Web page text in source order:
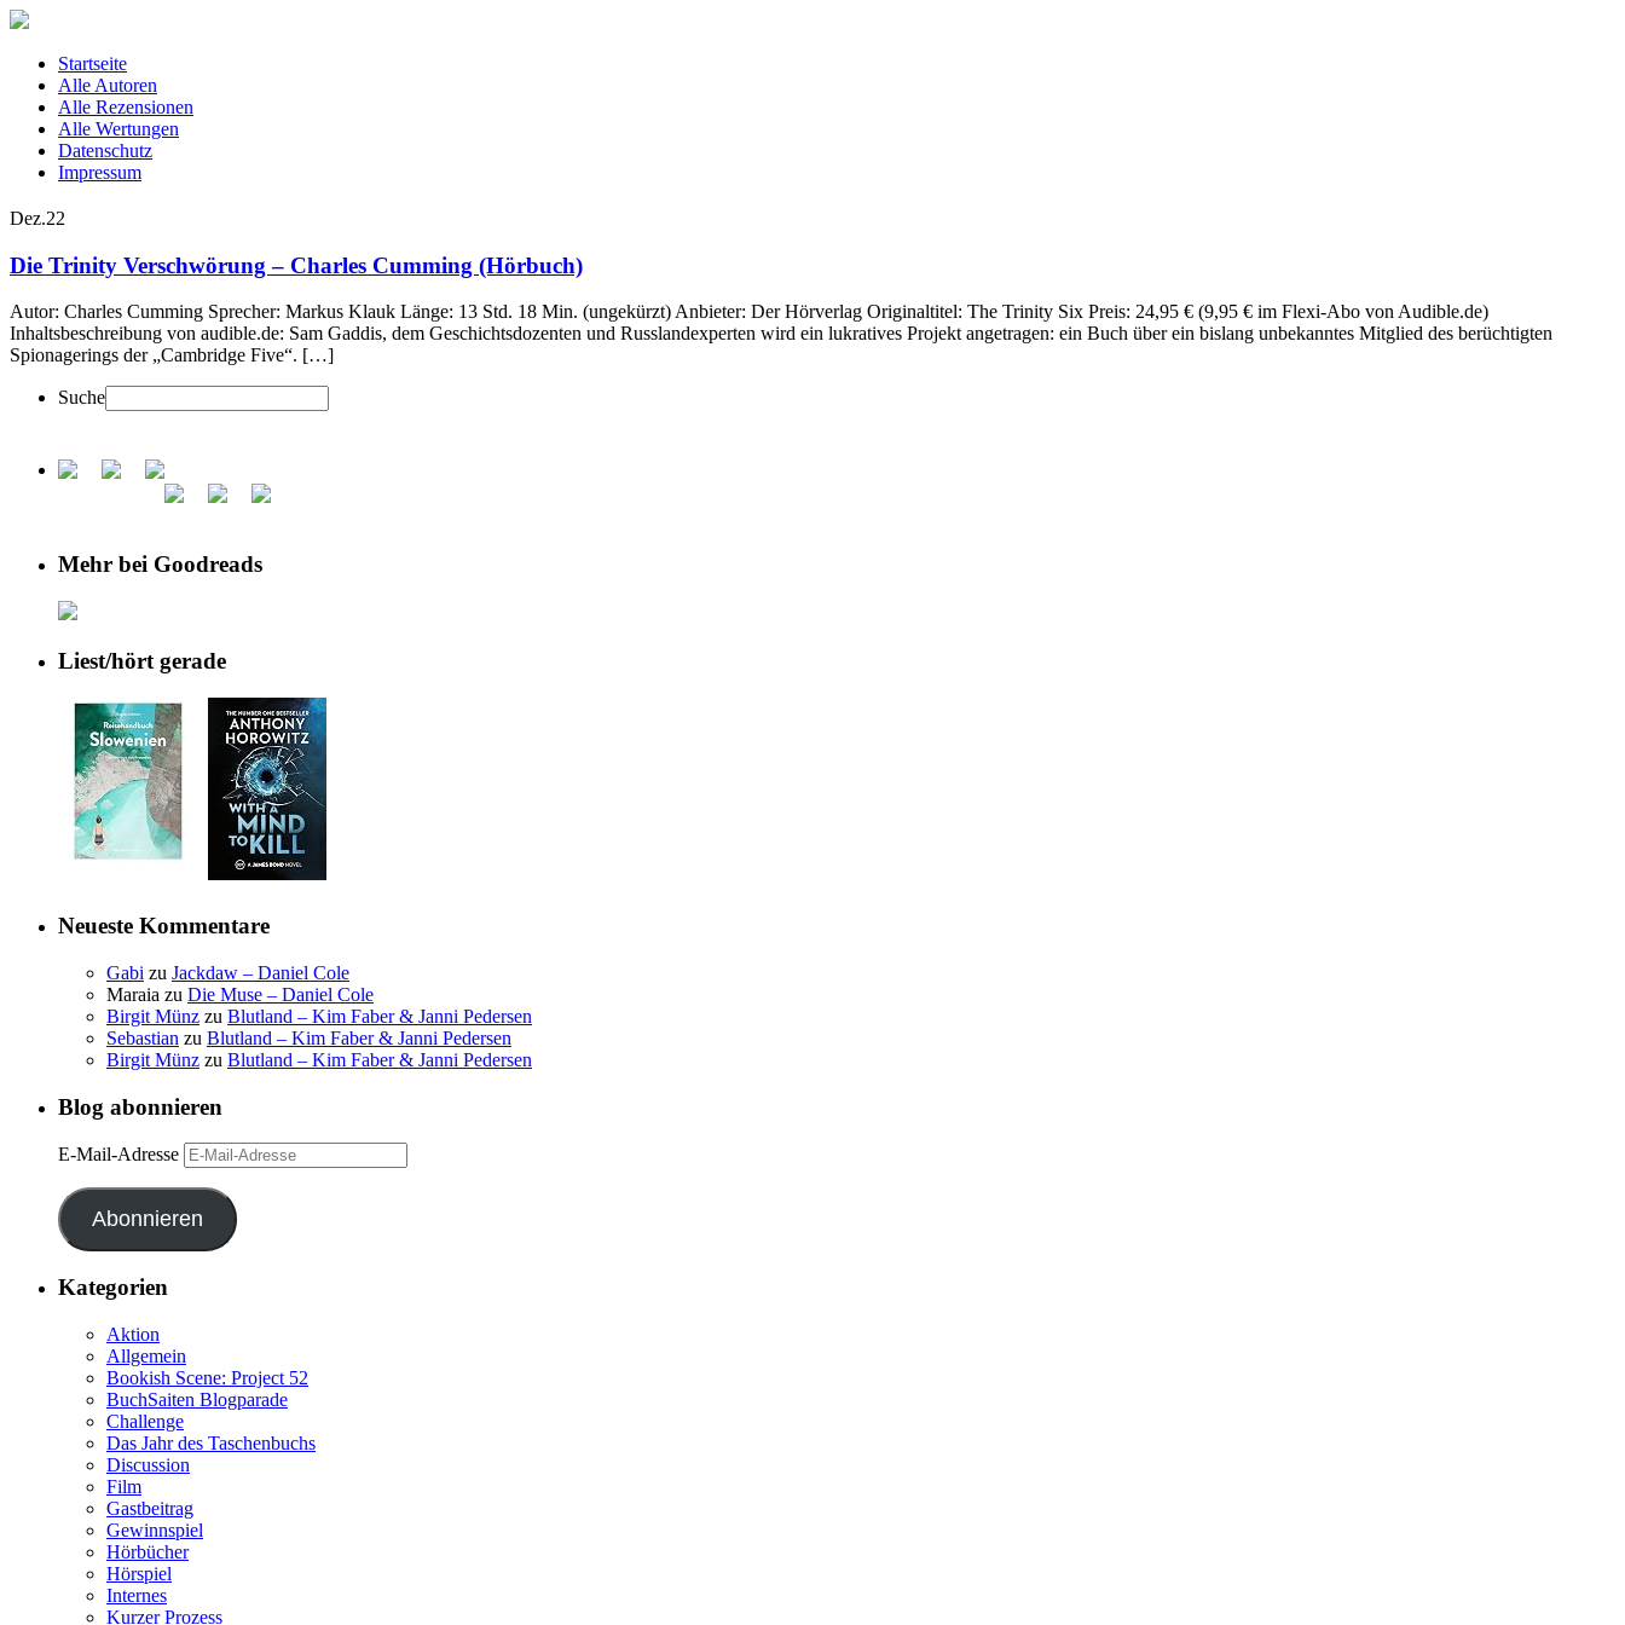
Startseite
Alle Autoren
Alle Rezensionen
Alle Wertungen
Datenschutz
Impressum
Dez.22
Die Trinity Verschwörung – Charles Cumming (Hörbuch)
Autor: Charles Cumming Sprecher: Markus Klauk Länge: 13 Std. 18 Min. (ungekürzt) Anbieter: Der Hörverlag Originaltitel: The Trinity Six Preis: 24,95 € (9,95 € im Flexi-Abo von Audible.de)
Inhaltsbeschreibung von audible.de: Sam Gaddis, dem Geschichtsdozenten und Russlandexperten wird ein lukratives Projekt angetragen: ein Buch über ein bislang unbekanntes Mitglied des berüchtigten
Spionagerings der „Cambridge Five“. […]
Suche
Mehr bei Goodreads
Liest/hört gerade
Neueste Kommentare
Gabi zu Jackdaw – Daniel Cole
Maraia zu Die Muse – Daniel Cole
Birgit Münz zu Blutland – Kim Faber & Janni Pedersen
Sebastian zu Blutland – Kim Faber & Janni Pedersen
Birgit Münz zu Blutland – Kim Faber & Janni Pedersen
Blog abonnieren
E-Mail-Adresse
Abonnieren
Kategorien
Aktion
Allgemein
Bookish Scene: Project 52
BuchSaiten Blogparade
Challenge
Das Jahr des Taschenbuchs
Discussion
Film
Gastbeitrag
Gewinnspiel
Hörbücher
Hörspiel
Internes
Kurzer Prozess